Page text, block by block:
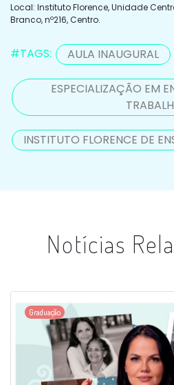
Local: Instituto Florence, Unidade
Branco, nº216, Centro.
#TAGS: AULA INAUGURAL
ESPECIALIZAÇÃO EM
INSTITUTO FLORENCE DE
Notícias
Graduação